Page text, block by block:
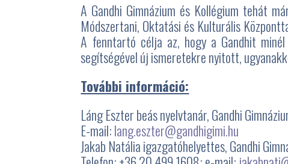
A Gandhi Gimnázium és Kollégium tehát
Módszertani, Oktatási és Kulturális
A fenntartó célja az, hogy a Gandhit
segítségével új ismeretekre nyitott,
További információ:
Láng Eszter beás nyelvtanár, Gandhi
E-mail:lang.eszter@gandhigimi.hu
Jakab Natália igazgatóhelyettes, Gandhi